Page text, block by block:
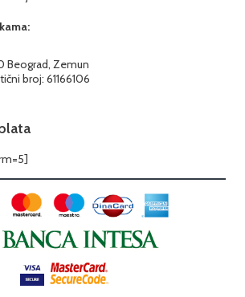
Beograd, Zemun
broj: 61166106